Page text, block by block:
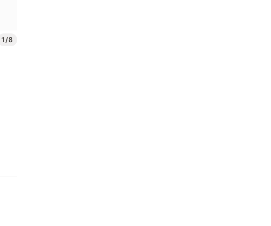
1/8